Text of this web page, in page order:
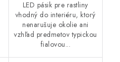
LED pásik pre rastliny
vhodný do interiéru, ktorý
nenarušuje okolie ani
vzhľad predmetov typickou
fialovou...